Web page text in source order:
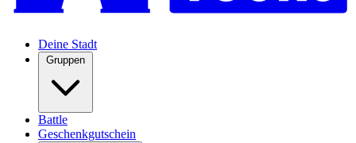
Deine Stadt
Gruppen
Battle
Geschenkgutschein